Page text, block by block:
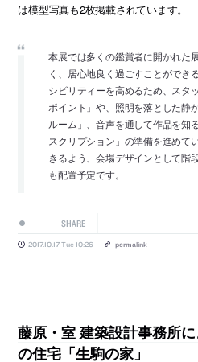
は模型写真も2枚掲載されています。
本展では多くの鑑賞者に開かれた
く、居心地良く過ごすことができ
シビリティーを高めるため、スタ
ポイント」や、照明を落とした静
ルーム」、音声を通して作品を知
スクリプション」の準備を進めて
きるよう、会場デザインとして階
も配置予定です。
SHARE
2017.10.17 Tue 10:26 permalink
藤原・室 建築設計事務所
の住宅「生駒の家」